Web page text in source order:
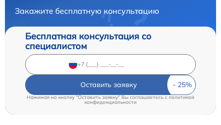
Закажите бесплатную консультацию
Бесплатная консультация со
специалистом
Оставить заявку
Нажимая на кнопку "Оставить заявку" Вы соглашаетесь cполитикой
конфиденциальности